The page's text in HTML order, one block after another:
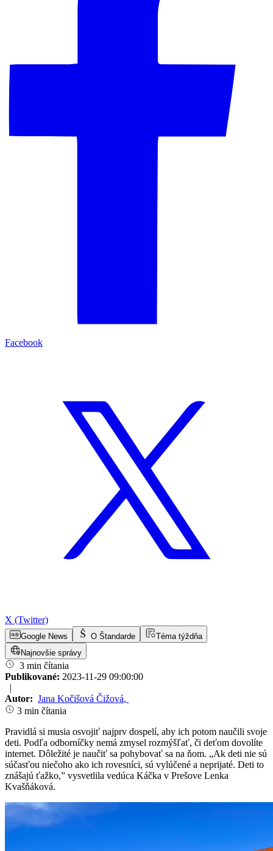
Facebook
X (Twitter)
Google News O Štandarde
Téma týždňa
Najnovšie správy
3 min čítania
Publikované: 2023-11-29 09:00:00
|
Autor: Jana Kočišová Čižová,
3 min čítania
Pravidlá si musia osvojiť najprv dospelí, aby ich potom naučili svoje
deti. Podľa odborníčky nemá zmysel rozmýšľať, či deťom dovolíte
internet. Dôležité je naučiť sa pohybovať sa na ňom. „Ak deti nie sú
súčasťou niečoho ako ich rovesníci, sú vylúčené a neprijaté. Deti to
znášajú ťažko,” vysvetlila vedúca Káčka v Prešove Lenka
Kvašňáková.